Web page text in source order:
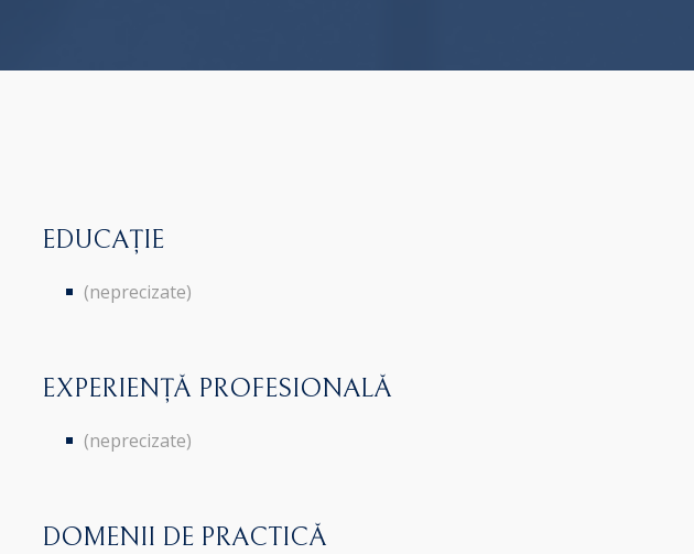
EDUCAȚIE
(neprecizate)
EXPERIENȚĂ PROFESIONALĂ
(neprecizate)
DOMENII DE PRACTICĂ